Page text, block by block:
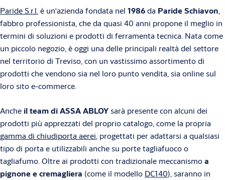
Paride S.r.l.è un'azienda fondata nel 1986da Paride Schiavon,
fabbro professionista, che da quasi 40 anni propone il meglio in
termini di soluzioni e prodotti di ferramenta tecnica. Nata come
un piccolo negozio, è oggi una delle principali realtà del settore
nel territorio di Treviso, con un vastissimo assortimento di
prodotti che vendono sia nel loro punto vendita, sia online sul
loro sito e-commerce.
Anche il team di ASSA ABLOYsarà presente con alcuni dei
prodotti più apprezzati del proprio catalogo, come la propria
gamma di chiudiporta aerei, progettati per adattarsi a qualsiasi
tipo di porta e utilizzabili anche su porte tagliafuoco o
tagliafumo. Oltre ai prodotti con tradizionale meccanismoa
pignone e cremagliera (come il modello DC140), saranno in